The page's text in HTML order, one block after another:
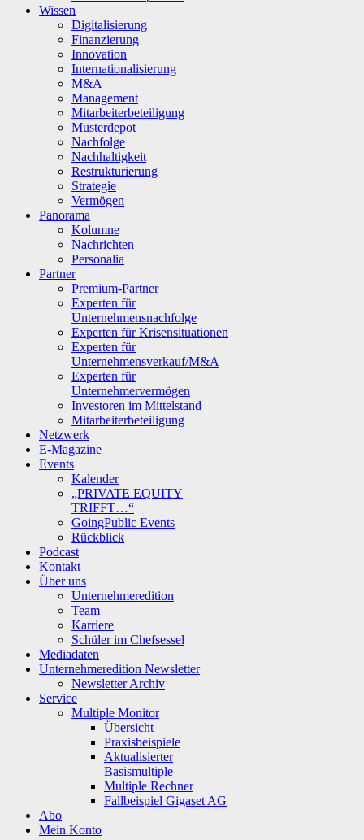
Wissen
Digitalisierung
Finanzierung
Innovation
Internationalisierung
M&A
Management
Mitarbeiterbeteiligung
Musterdepot
Nachfolge
Nachhaltigkeit
Restrukturierung
Strategie
Vermögen
Panorama
Kolumne
Nachrichten
Personalia
Partner
Premium-Partner
Experten für
Unternehmensnachfolge
Experten für Krisensituationen
Experten für
Unternehmensverkauf/M&A
Experten für
Unternehmervermögen
Investoren im Mittelstand
Mitarbeiterbeteiligung
Netzwerk
E-Magazine
Events
Kalender
„PRIVATE EQUITY
TRIFFT…“
GoingPublic Events
Rückblick
Podcast
Kontakt
Über uns
Unternehmeredition
Team
Karriere
Schüler im Chefsessel
Mediadaten
Unternehmeredition Newsletter
Newsletter Archiv
Service
Multiple Monitor
Übersicht
Praxisbeispiele
Aktualisierter
Basismultiple
Multiple Rechner
Fallbeispiel Gigaset AG
Abo
Mein Konto